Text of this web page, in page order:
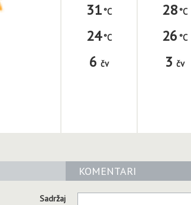
31
24
6 čv
28
26
3 čv
KOMENTARI
Sadržaj